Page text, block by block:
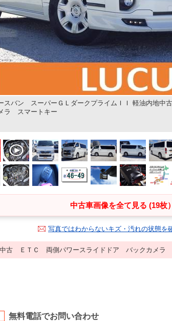
スバン スーパーＧＬダークプライムＩＩ 軽油内地
ラ スマートキー
中古車画像を全て見る (19枚）
写真ではわからないキズ・汚れの状態を
中古 ＥＴＣ 両側パワースライドドア バックカメラ
無料電話でお問い合わせ